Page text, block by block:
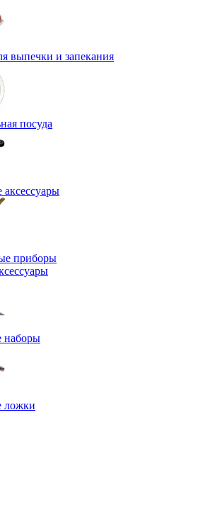
выпечки и запекания
посуда
приборы
наборы
ложки